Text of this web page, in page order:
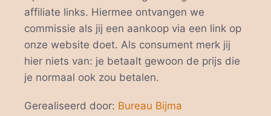
affiliate links. Hiermee ontvangen we
commissie als jij een aankoop via een link op
onze website doet. Als consument merk jij
hier niets van: je betaalt gewoon de prijs die
je normaal ook zou betalen.
Gerealiseerd door: Bureau Bijma